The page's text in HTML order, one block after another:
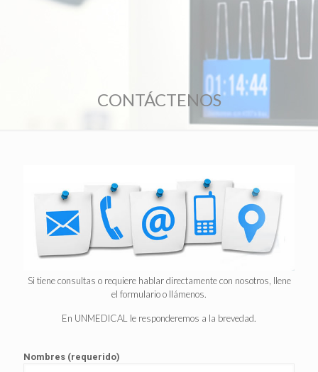
CONTÁCTENOS
Si tiene consultas o requiere hablar directamente con nosotros, llene
el formulario o llámenos.
En UNMEDICAL le responderemos a la brevedad.
Nombres (requerido)